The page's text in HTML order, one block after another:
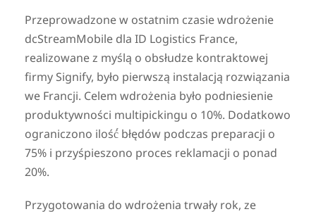
Przeprowadzone w ostatnim czasie wdrożenie
dcStreamMobile dla ID Logistics France,
realizowane z myślą o obsłudze kontraktowej
firmy Signify, było pierwszą instalacją rozwiązania
we Francji. Celem wdrożenia było podniesienie
produktywności multipickingu o 10%. Dodatkowo
ograniczono ilość́ błędów podczas preparacji o
75% i przyśpieszono proces reklamacji o ponad
20%.
Przygotowania do wdrożenia trwały rok, ze